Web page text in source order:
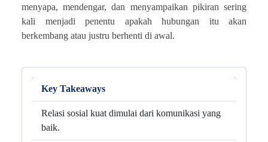
menyapa, mendengar, dan menyampaikan pikiran sering
kali menjadi penentu apakah hubungan itu akan
berkembang atau justru berhenti di awal.
Key Takeaways
Relasi sosial kuat dimulai dari komunikasi yang
baik.